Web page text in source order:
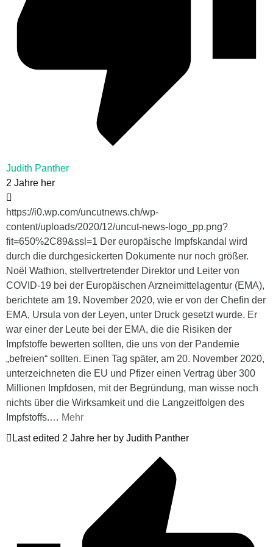
Judith Panther
2 Jahre her
https://i0.wp.com/uncutnews.ch/wp-
content/uploads/2020/12/uncut-news-logo_pp.png?
fit=650%2C89&ssl=1 Der europäische Impfskandal wird
durch die durchgesickerten Dokumente nur noch größer.
Noël Wathion, stellvertretender Direktor und Leiter von
COVID-19 bei der Europäischen Arzneimittelagentur (EMA),
berichtete am 19. November 2020, wie er von der Chefin der
EMA, Ursula von der Leyen, unter Druck gesetzt wurde. Er
war einer der Leute bei der EMA, die die Risiken der
Impfstoffe bewerten sollten, die uns von der Pandemie
„befreien“ sollten. Einen Tag später, am 20. November 2020,
unterzeichneten die EU und Pfizer einen Vertrag über 300
Millionen Impfdosen, mit der Begründung, man wisse noch
nichts über die Wirksamkeit und die Langzeitfolgen des
Impfstoffs.… Mehr
Last edited 2 Jahre her by Judith Panther